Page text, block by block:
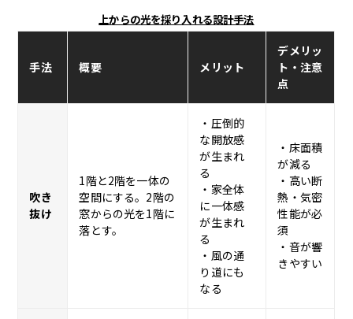
上からの光を採り入れる設計手法
手法 概要 メリット
デメリッ
ト・注意
点
吹き
抜け
1階と2階を一体の
空間にする。2階の
窓からの光を1階に
落とす。
・圧倒的
な開放感
が生まれ
る
・家全体
に一体感
が生まれ
る
・風の通
り道にも
なる
・床面積
が減る
・高い断
熱・気密
性能が必
須
・音が響
きやすい